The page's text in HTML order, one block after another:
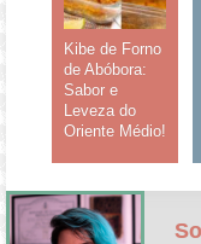
Kibe de Forno
de Abóbora:
Sabor e
Leveza do
Oriente Médio!